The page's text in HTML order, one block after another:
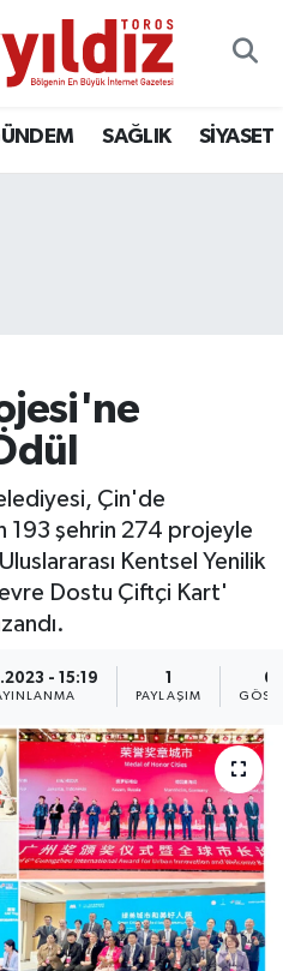
SAĞLIK SİYASET
Çin'de
193 şehrin 274 projeyle
Kentsel Yenilik
Dostu Çiftçi Kart'
- 15:19 1
PAYLAŞIM